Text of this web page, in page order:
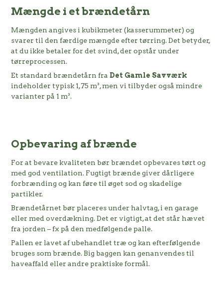
Mængde i et brændetårn
Mængden angives i kubikmeter (kasserummeter) og
svarer til den færdige mængde efter tørring. Det betyder,
at du ikke betaler for det svind, der opstår under
tørreprocessen.
Et standard brændetårn fra Det Gamle Savværk
indeholder typisk 1,75 m³, men vi tilbyder også mindre
varianter på 1 m³.
Opbevaring af brænde
For at bevare kvaliteten bør brændet opbevares tørt og
med god ventilation. Fugtigt brænde giver dårligere
forbrænding og kan føre til øget sod og skadelige
partikler.
Brændetårnet bør placeres under halvtag, i en garage
eller med overdækning. Det er vigtigt, at det står hævet
fra jorden – fx på den medfølgende palle.
Pallen er lavet af ubehandlet træ og kan efterfølgende
bruges som brænde. Big baggen kan genanvendes til
haveaffald eller andre praktiske formål.